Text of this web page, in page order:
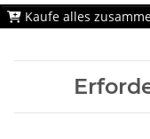
Kaufe alles